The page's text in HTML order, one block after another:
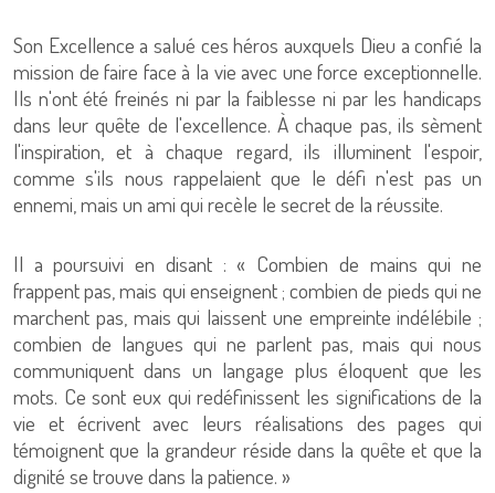
Son Excellence a salué ces héros auxquels Dieu a confié la
mission de faire face à la vie avec une force exceptionnelle.
Ils n'ont été freinés ni par la faiblesse ni par les handicaps
dans leur quête de l'excellence. À chaque pas, ils sèment
l'inspiration, et à chaque regard, ils illuminent l'espoir,
comme s'ils nous rappelaient que le défi n'est pas un
ennemi, mais un ami qui recèle le secret de la réussite.
Il a poursuivi en disant : « Combien de mains qui ne
frappent pas, mais qui enseignent ; combien de pieds qui ne
marchent pas, mais qui laissent une empreinte indélébile ;
combien de langues qui ne parlent pas, mais qui nous
communiquent dans un langage plus éloquent que les
mots. Ce sont eux qui redéfinissent les significations de la
vie et écrivent avec leurs réalisations des pages qui
témoignent que la grandeur réside dans la quête et que la
dignité se trouve dans la patience. »